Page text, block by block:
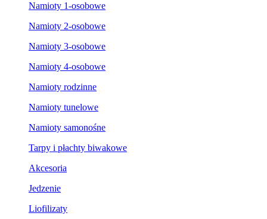
Namioty 1-osobowe
Namioty 2-osobowe
Namioty 3-osobowe
Namioty 4-osobowe
Namioty rodzinne
Namioty tunelowe
Namioty samonośne
Tarpy i płachty biwakowe
Akcesoria
Jedzenie
Liofilizaty